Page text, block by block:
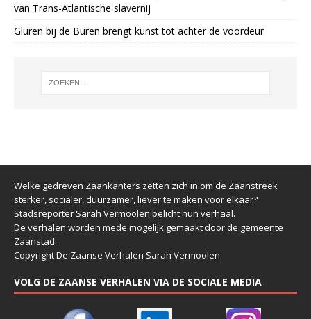
van Trans-Atlantische slavernij
Gluren bij de Buren brengt kunst tot achter de voordeur
Welke gedreven Zaankanters zetten zich in om de Zaanstreek
sterker, socialer, duurzamer, liever te maken voor elkaar?
Stadsreporter Sarah Vermoolen belicht hun verhaal.
De verhalen worden mede mogelijk gemaakt door de gemeente
Zaanstad.
Copyright De Zaanse Verhalen Sarah Vermoolen.
VOLG DE ZAANSE VERHALEN VIA DE SOCIALE MEDIA